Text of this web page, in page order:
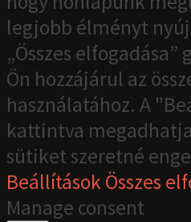
legjobb élményt
„Összes
Ön hozzájárul az
használatához. A
kattintva
sütiket szeretné
BeállításokÖsszes
Manage consent